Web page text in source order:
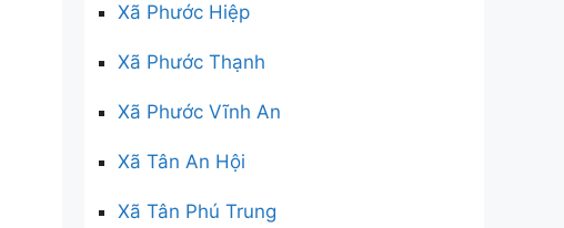
Xã Phước Hiệp
Xã Phước Thạnh
Xã Phước Vĩnh An
Xã Tân An Hội
Xã Tân Phú Trung